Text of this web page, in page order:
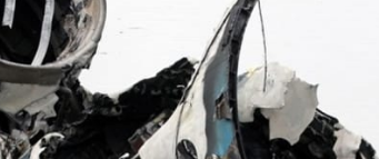
Záhady a